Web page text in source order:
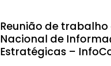
Reunião de trabalho
Nacional de
Estratégicas –